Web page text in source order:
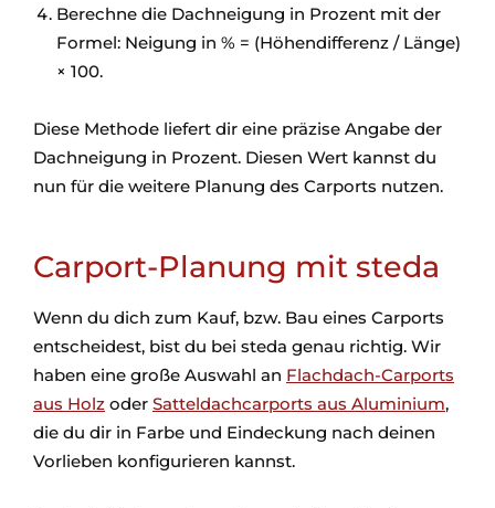
Berechne die Dachneigung in Prozent mit der
Formel: Neigung in % = (Höhendifferenz / Länge)
× 100.
Diese Methode liefert dir eine präzise Angabe der
Dachneigung in Prozent. Diesen Wert kannst du
nun für die weitere Planung des Carports nutzen.
Carport-Planung mit steda
Wenn du dich zum Kauf, bzw. Bau eines Carports
entscheidest, bist du bei steda genau richtig. Wir
haben eine große Auswahl an Flachdach-Carports
aus Holz oder Satteldachcarports aus Aluminium,
die du dir in Farbe und Eindeckung nach deinen
Vorlieben konfigurieren kannst.